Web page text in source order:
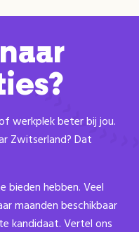
werkplek beter bij jou.
Zwitserland? Dat
hebben. Veel
maanden beschikbaar
kandidaat. Vertel ons